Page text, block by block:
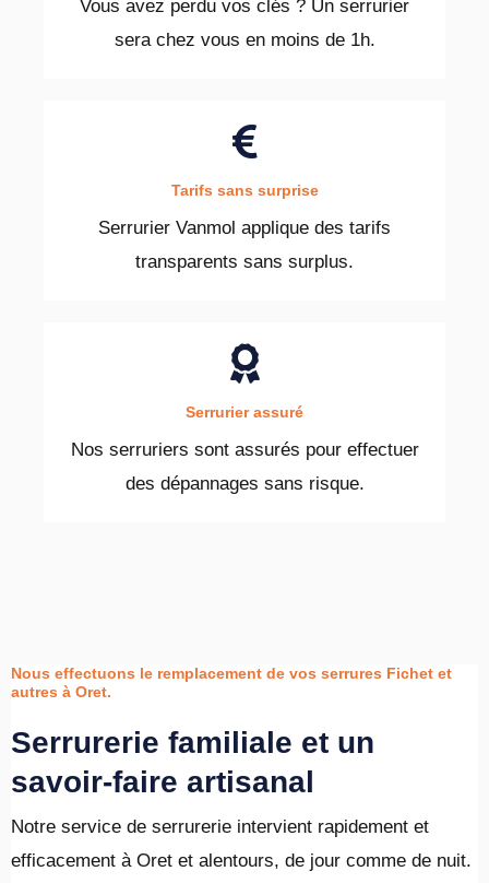
Vous avez perdu vos clés ? Un serrurier
sera chez vous en moins de 1h.
Tarifs sans surprise
Serrurier Vanmol applique des tarifs
transparents sans surplus.
Serrurier assuré
Nos serruriers sont assurés pour effectuer
des dépannages sans risque.
Nous effectuons le remplacement de vos serrures Fichet et
autres à Oret.
Serrurerie familiale et un
savoir-faire artisanal
Notre service de serrurerie intervient rapidement et
efficacement à Oret et alentours, de jour comme de nuit.